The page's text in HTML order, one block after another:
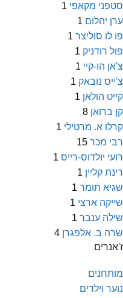
סטפני מקאפי 1
ערן יהלום 1
פו לו סוליצר 1
פול רודניק 1
צ'אן הו-קיי 1
צ'ייס נובאק 1
קייט הולאן 1
קן ברואן 8
קרלו א. מרטילי 1
רבי מכר 15
רועי יולדוס-רייס 1
רינת קליין 1
שגיא תומר 1
שייקה ארצי 1
שילה ענבר 1
שרה ב. אלפגרן 4
ז'אנרים
מותחנים
נוער וילדים